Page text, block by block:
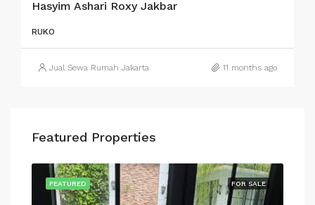
Hasyim Ashari Roxy Jakbar
RUKO
Jual Sewa Rumah Jakarta 11 months ago
Featured Properties
FOR SALE
FEATURED